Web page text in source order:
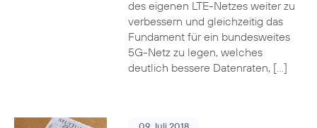
des eigenen LTE-Netzes weiter zu
verbessern und gleichzeitig das
Fundament für ein bundesweites
5G-Netz zu legen, welches
deutlich bessere Datenraten, […]